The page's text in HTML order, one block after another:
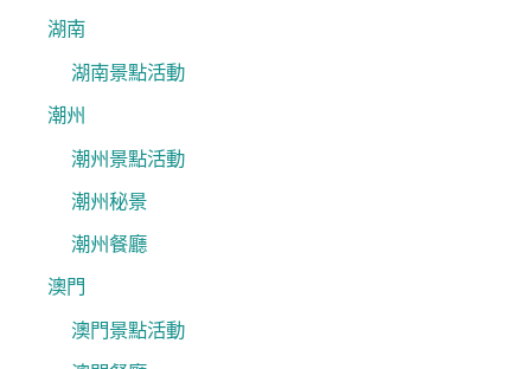
湖南
湖南景點活動
潮州
潮州景點活動
潮州秘景
潮州餐廳
澳門
澳門景點活動